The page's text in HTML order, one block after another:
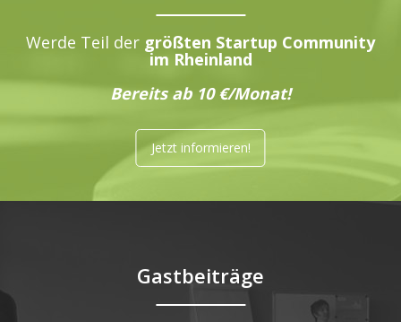
Werde Teil der größten Startup Community
im Rheinland
Bereits ab 10 €/Monat!
Jetzt informieren!
Gastbeiträge